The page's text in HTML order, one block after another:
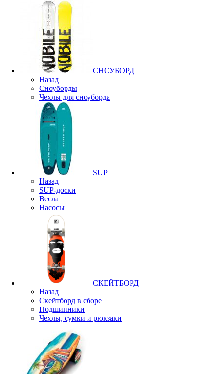
СНОУБОРД
Назад
Сноуборды
Чехлы для сноуборда
SUP
Назад
SUP-доски
Весла
Насосы
СКЕЙТБОРД
Назад
Скейтборд в сборе
Подшипники
Чехлы, сумки и рюкзаки